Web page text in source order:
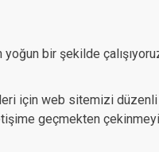
bir şekilde
için web sitemizi
geçmekten